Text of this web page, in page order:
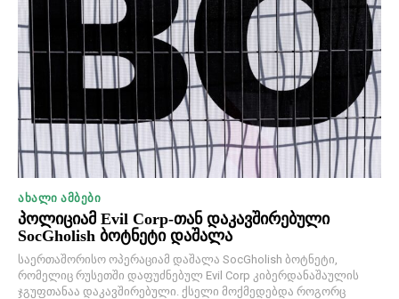
ᲐᲮᲐᲚᲘ ᲐᲛᲑᲔᲑᲘ
პოლიციამ Evil Corp-თან დაკავშირებული
SocGholish ბოტნეტი დაშალა
საერთაშორისო ოპერაციამ დაშალა SocGholish ბოტნეტი,
რომელიც რუსეთში დაფუძნებულ Evil Corp კიბერდანაშაულის
ჯგუფთანაა დაკავშირებული. ქსელი მოქმედებდა როგორც